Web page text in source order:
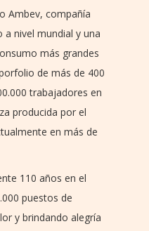
Ambev, compañía
a nivel mundial y una
más grandes
de más de 400
trabajadores en
producida por el
en más de
110 años en el
puestos de
y brindando alegría